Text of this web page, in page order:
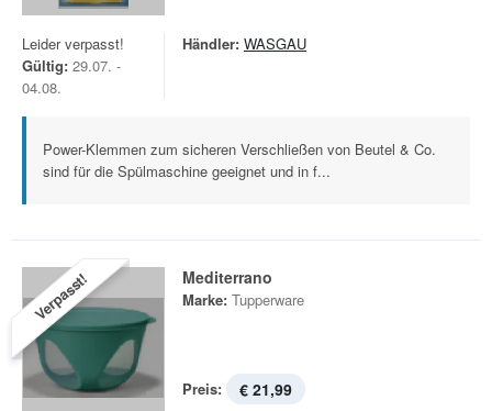
Leider verpasst!
Gültig: 29.07. -
04.08.
Händler: WASGAU
Power-Klemmen zum sicheren Verschließen von Beutel & Co.
sind für die Spülmaschine geeignet und in f...
Verpasst! Mediterrano
Marke: Tupperware
Preis: € 21,99